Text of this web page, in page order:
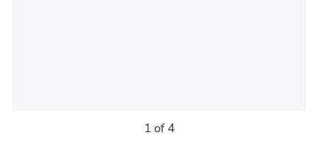
1 of 4